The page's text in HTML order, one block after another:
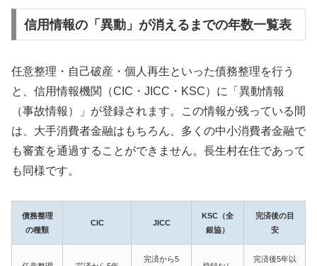
信用情報の「異動」が消えるまでの年数一覧表
任意整理・自己破産・個人再生といった債務整理を行う
と、信用情報機関（CIC・JICC・KSC）に「異動情報
（事故情報）」が登録されます。この情報が残っている間
は、大手消費者金融はもちろん、多くの中小消費者金融で
も審査を通過することができません。長生村在住であって
も同様です。
債務整理
の種類
CIC JICC
KSC（全
銀協）
完済後の目
安
完済から5
完済後5年以